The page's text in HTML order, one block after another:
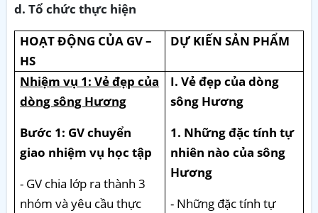
d. Tổ chức thực hiện
HOẠT ĐỘNG CỦA GV –
HS
DỰ KIẾN SẢN PHẨM
Nhiệm vụ 1: Vẻ đẹp của
dòng sông Hương
Bước 1: GV chuyển
giao nhiệm vụ học tập
- GV chia lớp ra thành 3
nhóm và yêu cầu thực
I. Vẻ đẹp của dòng
sông Hương
1. Những đặc tính tự
nhiên nào của sông
Hương
- Những đặc tính tự